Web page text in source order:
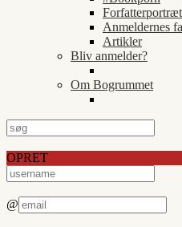
Forfatterportræt
Anmeldernes
Artikler
Bliv anmelder?
Om Bogrummet
OPRET
@